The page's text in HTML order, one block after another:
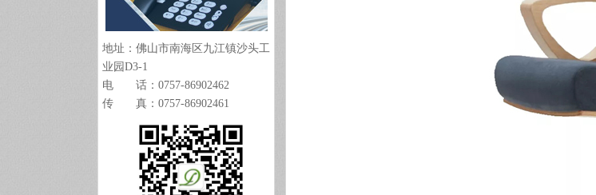
地址：佛山市南海区九江镇沙头工
业园D3-1
电 话：0757-86902462
传 真：0757-86902461